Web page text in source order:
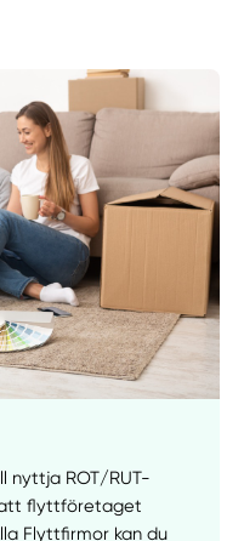
nyttja ROT/RUT-
flyttföretaget
Flyttfirmor kan du